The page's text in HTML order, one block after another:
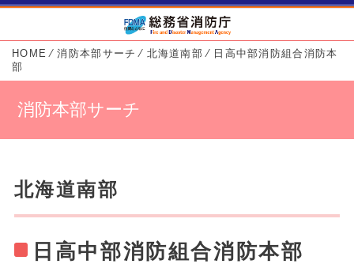
HOME ⁄ 消防本部サーチ ⁄ 北海道南部 ⁄ 日高中部消防組合消防本
部
消防本部サーチ
北海道南部
日高中部消防組合消防本部